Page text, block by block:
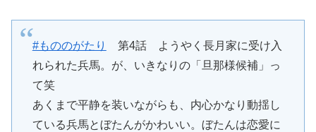
#もののがたり
第4話 ようやく長月家に受け入
れられた兵馬。が、いきなりの「旦那様候補」っ
て笑
あくまで平静を装いながらも、内心かなり動揺し
ている兵馬とぼたんがかわいい。ぼたんは恋愛に